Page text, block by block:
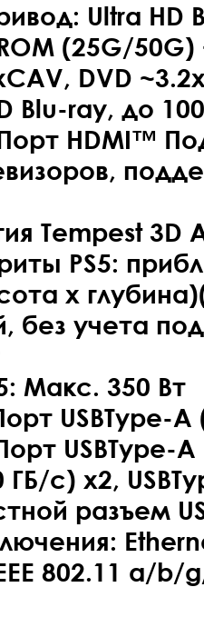
Ultra HD
(25G/50G)
DVD
Blu-ray, до
HDMI™
Tempest 3D
PS5:
x
без учета
Макс. 350 Вт
USBType-
USBType-
ГБ/с) x2,
разъем
802.11 a/